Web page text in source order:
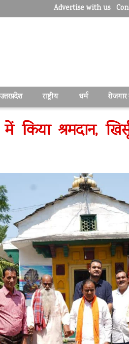
Advertise with us
उत्तरप्रदेश राष्ट्रीय धर्म
किया श्रमदान,